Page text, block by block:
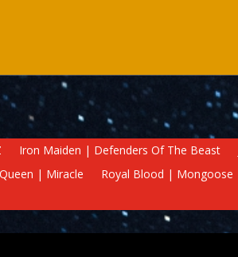
Iron Maiden | Defenders Of The Beast
Queen | Miracle Royal Blood | Mongoose